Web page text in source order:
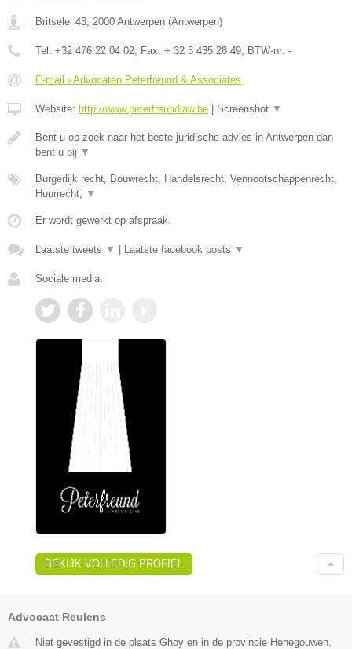
Britselei 43 2000 Antwerpen (Antwerpen)
Tel: +32 476 22 04 02 , Fax: + 32 3 435 28 49 , BTW-nr: -
E-mail › Advocaten Peterfreund & Associates
Website: http://www.peterfreundlaw.be Screenshot ▼
Bent u op zoek naar het beste juridische advies in Antwerpen dan
bent u bij ▼
Burgerlijk recht, Bouwrecht, Handelsrecht, Vennootschappenrecht,
Huurrecht,
▼
Er wordt gewerkt op afspraak.
Laatste tweets ▼ Laatste facebook posts ▼
Sociale media:
BEKIJK VOLLEDIG PROFIEL
Advocaat Reulens
Niet gevestigd in de plaats Ghoy en in de provincie Henegouwen.